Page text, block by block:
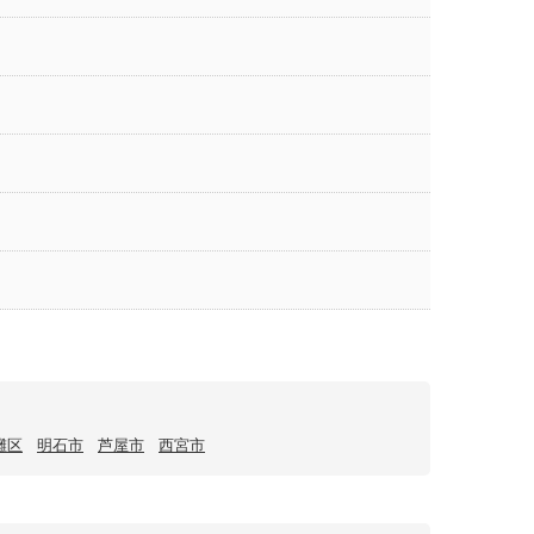
区 明石市 芦屋市 西宮市